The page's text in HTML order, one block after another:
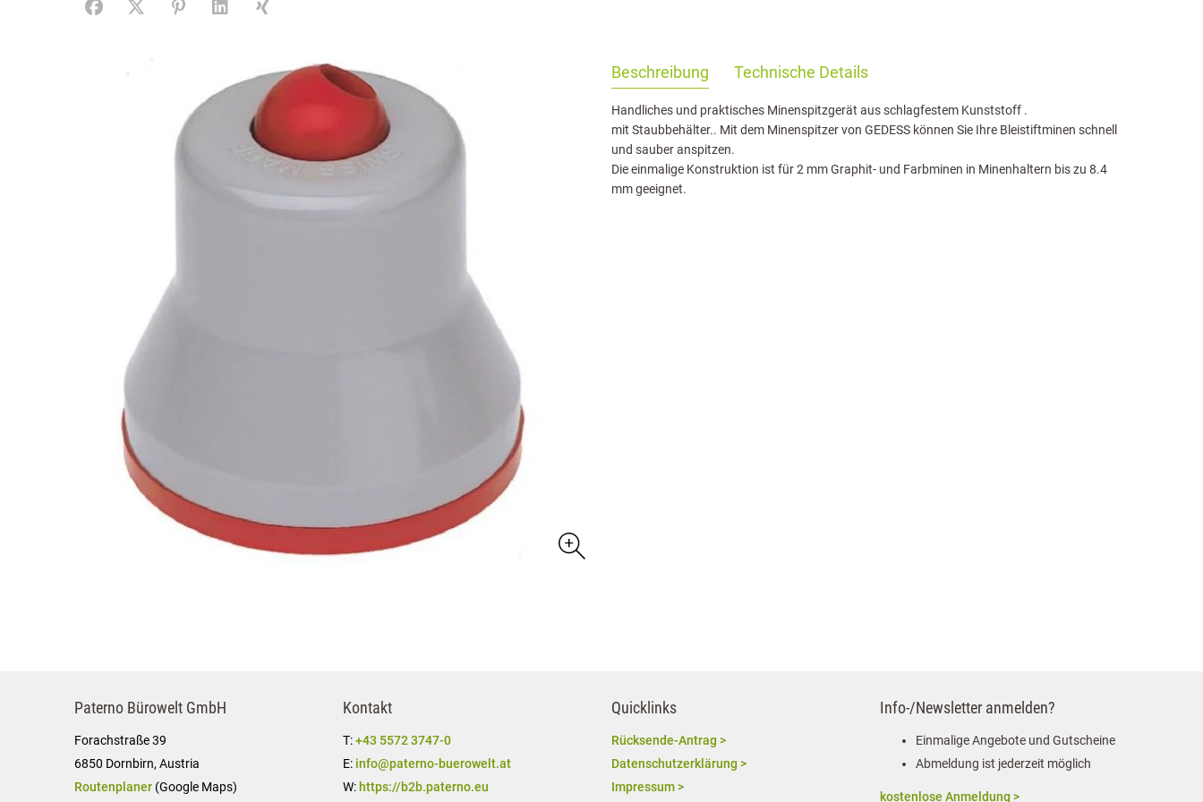
FacebookX (#[creator\plugin\share\core\structs\SocialSharingServiceSettings]:formaly_twitter#)
PinterestLinkedInXing
Beschreibung Technische Details
Handliches und praktisches Minenspitzgerät aus schlagfestem Kunststoff .
mit Staubbehälter.. Mit dem Minenspitzer von GEDESS können Sie Ihre Bleistiftminen schnell
und sauber anspitzen.
Die einmalige Konstruktion ist für 2 mm Graphit- und Farbminen in Minenhaltern bis zu 8.4
mm geeignet.
Paterno Bürowelt GmbH
Forachstraße 39
6850 Dornbirn, Austria
Routenplaner (Google Maps)
Kontakt
T:+43 5572 3747-0
E: info@paterno-buerowelt.at
W: https://b2b.paterno.eu
Quicklinks
Rücksende-Antrag >
Datenschutzerklärung >
Impressum >
Info-/Newsletter anmelden?
Einmalige Angebote und Gutscheine
Abmeldung ist jederzeit möglich
kostenlose Anmeldung >